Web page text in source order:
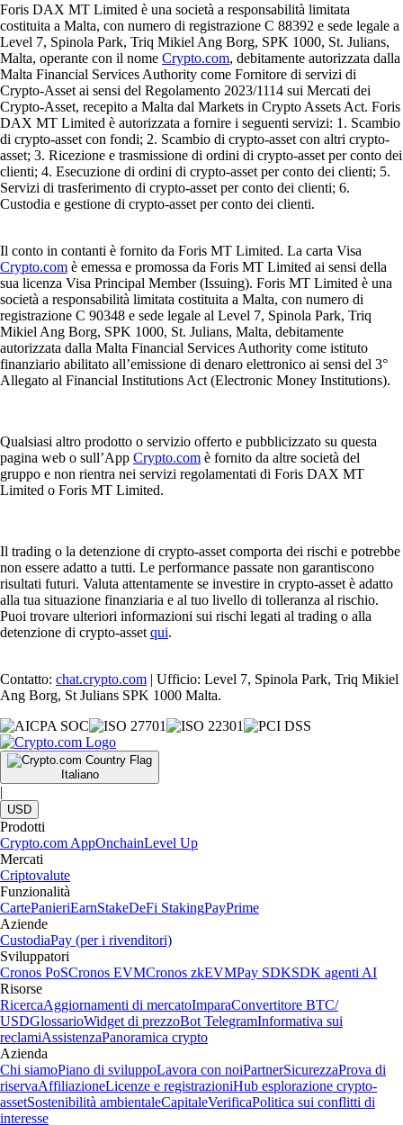
Foris DAX MT Limited è una società a responsabilità limitata
costituita a Malta, con numero di registrazione C 88392 e sede legale a
Level 7, Spinola Park, Triq Mikiel Ang Borg, SPK 1000, St. Julians,
Malta, operante con il nome Crypto.com, debitamente autorizzata dalla
Malta Financial Services Authority come Fornitore di servizi di
Crypto-Asset ai sensi del Regolamento 2023/1114 sui Mercati dei
Crypto-Asset, recepito a Malta dal Markets in Crypto Assets Act. Foris
DAX MT Limited è autorizzata a fornire i seguenti servizi: 1. Scambio
di crypto-asset con fondi; 2. Scambio di crypto-asset con altri crypto-
asset; 3. Ricezione e trasmissione di ordini di crypto-asset per conto dei
clienti; 4. Esecuzione di ordini di crypto-asset per conto dei clienti; 5.
Servizi di trasferimento di crypto-asset per conto dei clienti; 6.
Custodia e gestione di crypto-asset per conto dei clienti.
Il conto in contanti è fornito da Foris MT Limited. La carta Visa
Crypto.com è emessa e promossa da Foris MT Limited ai sensi della
sua licenza Visa Principal Member (Issuing). Foris MT Limited è una
società a responsabilità limitata costituita a Malta, con numero di
registrazione C 90348 e sede legale al Level 7, Spinola Park, Triq
Mikiel Ang Borg, SPK 1000, St. Julians, Malta, debitamente
autorizzata dalla Malta Financial Services Authority come istituto
finanziario abilitato all’emissione di denaro elettronico ai sensi del 3°
Allegato al Financial Institutions Act (Electronic Money Institutions).
Qualsiasi altro prodotto o servizio offerto e pubblicizzato su questa
pagina web o sull’App Crypto.com è fornito da altre società del
gruppo e non rientra nei servizi regolamentati di Foris DAX MT
Limited o Foris MT Limited.
Il trading o la detenzione di crypto-asset comporta dei rischi e potrebbe
non essere adatto a tutti. Le performance passate non garantiscono
risultati futuri. Valuta attentamente se investire in crypto-asset è adatto
alla tua situazione finanziaria e al tuo livello di tolleranza al rischio.
Puoi trovare ulteriori informazioni sui rischi legati al trading o alla
detenzione di crypto-asset qui.
Contatto: chat.crypto.com | Ufficio: Level 7, Spinola Park, Triq Mikiel
Ang Borg, St Julians SPK 1000 Malta.
Italiano
|
USD
Prodotti
Crypto.com AppOnchainLevel Up
Mercati
Criptovalute
Funzionalità
CartePanieriEarnStakeDeFi StakingPayPrime
Aziende
CustodiaPay (per i rivenditori)
Sviluppatori
Cronos PoSCronos EVMCronos zkEVMPay SDKSDK agenti AI
Risorse
RicercaAggiornamenti di mercatoImparaConvertitore BTC/
USDGlossarioWidget di prezzoBot TelegramInformativa sui
reclamiAssistenzaPanoramica crypto
Azienda
Chi siamoPiano di sviluppoLavora con noiPartnerSicurezzaProva di
riservaAffiliazioneLicenze e registrazioniHub esplorazione crypto-
assetSostenibilità ambientaleCapitaleVerificaPolitica sui conflitti di
interesse